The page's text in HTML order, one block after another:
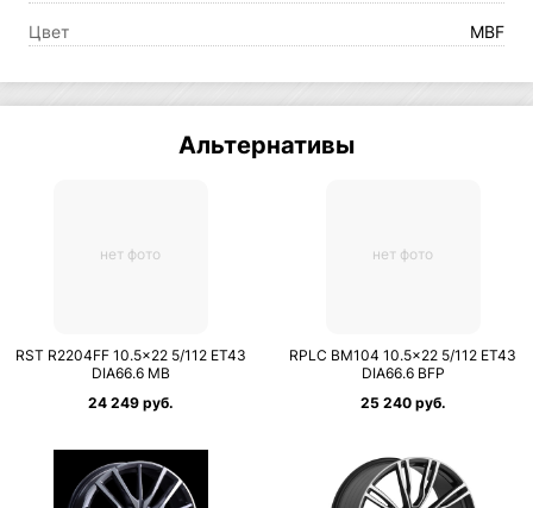
Цвет MBF
Альтернативы
нет фото
RST R2204FF 10.5×22 5/112 ET43
DIA66.6 MB
24 249 руб.
нет фото
RPLC BM104 10.5×22 5/112 ET43
DIA66.6 BFP
25 240 руб.